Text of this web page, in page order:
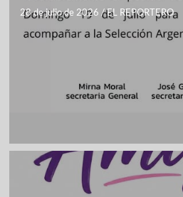
28 de julio de 2026 /EL REPORTERO